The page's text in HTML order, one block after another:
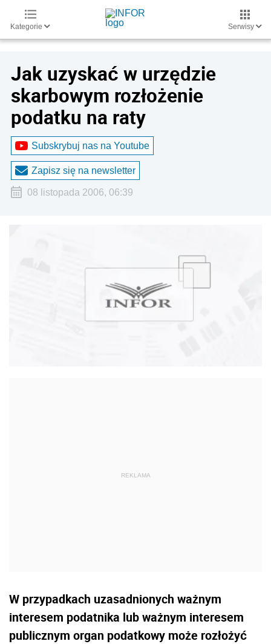
Kategorie Serwisy
Jak uzyskać w urzędzie
skarbowym rozłożenie
podatku na raty
Subskrybuj nas na Youtube
Zapisz się na newsletter
08 listopada 2006, 06:39
W przypadkach uzasadnionych ważnym
interesem podatnika lub ważnym interesem
publicznym organ podatkowy może rozłożyć